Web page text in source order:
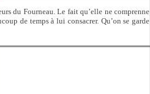
du Fourneau. Le fait qu’elle ne comprenne
de temps à lui consacrer. Qu’on se garde